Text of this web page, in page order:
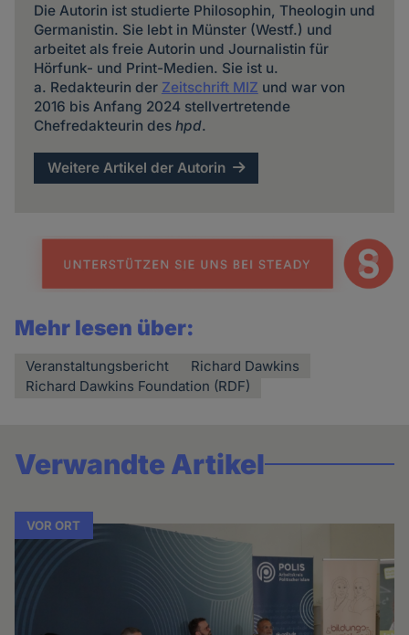
Die Autorin ist studierte Philosophin, Theologin und
Germanistin. Sie lebt in Münster (Westf.) und
arbeitet als freie Autorin und Journalistin für
Hörfunk- und Print-Medien. Sie ist u.
a. Redakteurin der Zeitschrift MIZ und war von
2016 bis Anfang 2024 stellvertretende
Chefredakteurin des hpd.
Weitere Artikel der Autorin
Mehr lesen über:
Veranstaltungsbericht
Richard Dawkins
Richard Dawkins Foundation (RDF)
Verwandte Artikel
VOR ORT